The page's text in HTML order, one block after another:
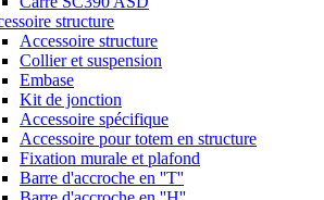
structure
Accessoire structure
Collier et suspension
Embase
Kit de jonction
Accessoire spécifique
Accessoire pour totem en structure
Fixation murale et plafond
Barre d'accroche en ''T''